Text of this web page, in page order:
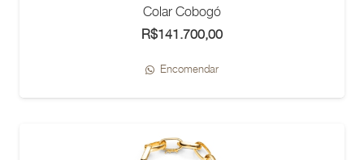
Colar Cobogó
R$141.700,00
Encomendar